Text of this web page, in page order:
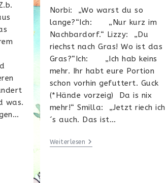
was.
Norbi: „Wo warst du so
lange?“Ich: „Nur kurz im
Nachbardorf.“ Lizzy: „Du
riechst nach Gras! Wo ist das
Gras?“Ich: „Ich hab keins
mehr. Ihr habt eure Portion
schon vorhin gefuttert. Guck
(*Hände vorzeig) Da is nix
mehr!“ Smilla: „Jetzt riech ich
´s auch. Das ist…
Weiterlesen Fremdgehen